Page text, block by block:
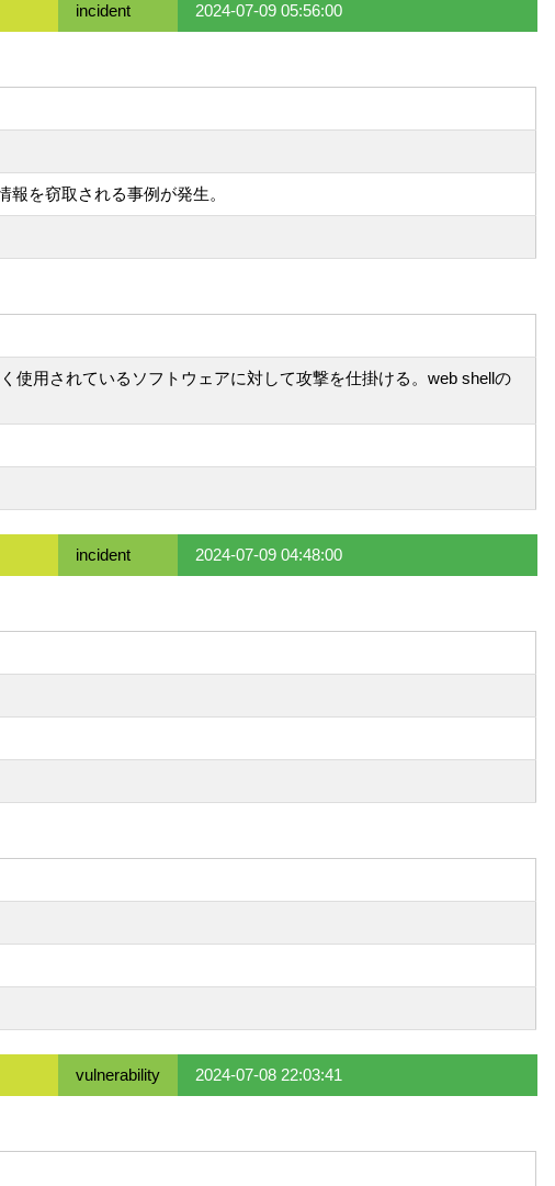
incident 2024-07-09 05:56:00
を窃取される事例が発生。
使用されているソフトウェアに対して攻撃を仕掛ける。web shellの
incident 2024-07-09 04:48:00
vulnerability 2024-07-08 22:03:41